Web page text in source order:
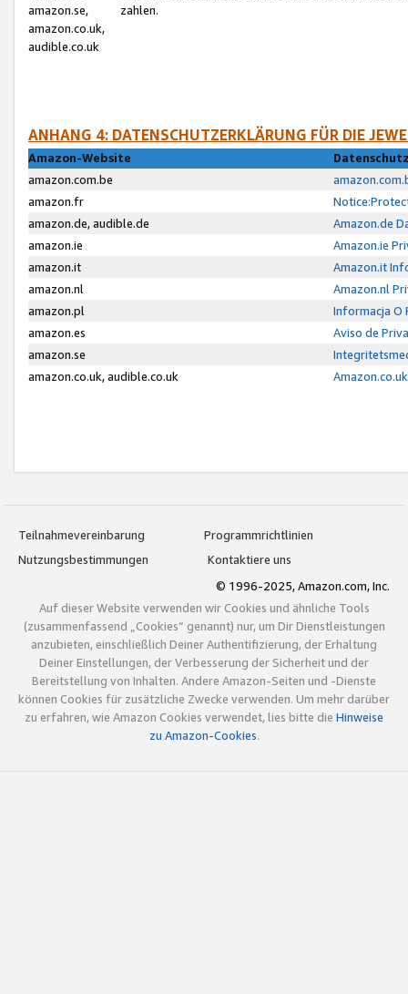
amazon.se,
amazon.co.uk,
audible.co.uk
zahlen.
ANHANG 4: DATENSCHUTZERKLÄRUNG FÜR DIE
Amazon-Website
amazon.com.be
amazon.fr
amazon.de, audible.de
Amazon.de
amazon.ie
Amazon.ie
amazon.it
Amazon.it
amazon.nl
Amazon.nl
amazon.pl
Informacja O
amazon.es
Aviso de
amazon.se
amazon.co.uk, audible.co.uk
Teilnahmevereinbarung
Programmrichtlinien
Nutzungsbestimmungen
Kontaktiere uns
© 1996-2025, Amazon.com, Inc.
Auf dieser Website verwenden wir Cookies und ähnliche Tools
(zusammenfassend „Cookies“ genannt) nur, um Dir Dienstleistungen
anzubieten, einschließlich Deiner Authentifizierung, der Erhaltung
Deiner Einstellungen, der Verbesserung der Sicherheit und der
Bereitstellung von Inhalten. Andere Amazon-Seiten und -Dienste
können Cookies für zusätzliche Zwecke verwenden. Um mehr darüber
zu erfahren, wie Amazon Cookies verwendet, lies bitte die Hinweise
zu Amazon-Cookies.